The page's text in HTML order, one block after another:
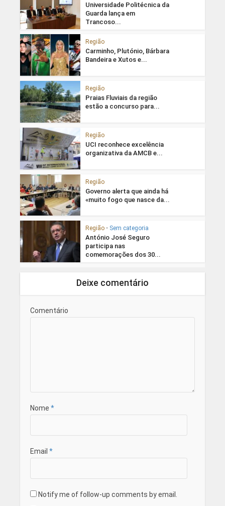
Universidade Politécnica da
Guarda lança em
Trancoso...
Região
Carminho, Plutónio, Bárbara
Bandeira e Xutos e...
Região
Praias Fluviais da região
estão a concurso para...
Região
UCI reconhece excelência
organizativa da AMCB e...
Região
Governo alerta que ainda há
«muito fogo que nasce da...
Região • Sem categoria
António José Seguro
participa nas
comemorações dos 30...
Deixe comentário
Comentário
Nome *
Email *
Notify me of follow-up comments by email.